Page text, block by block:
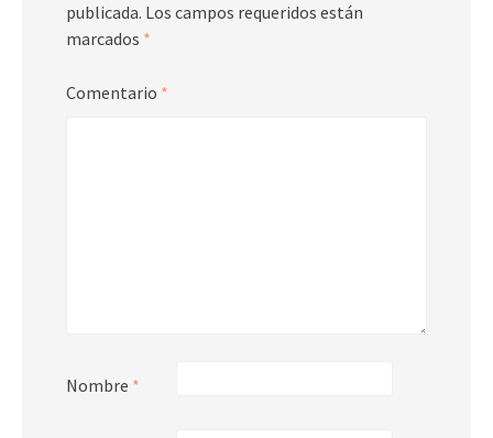
publicada. Los campos requeridos están
marcados *
Comentario *
Nombre *